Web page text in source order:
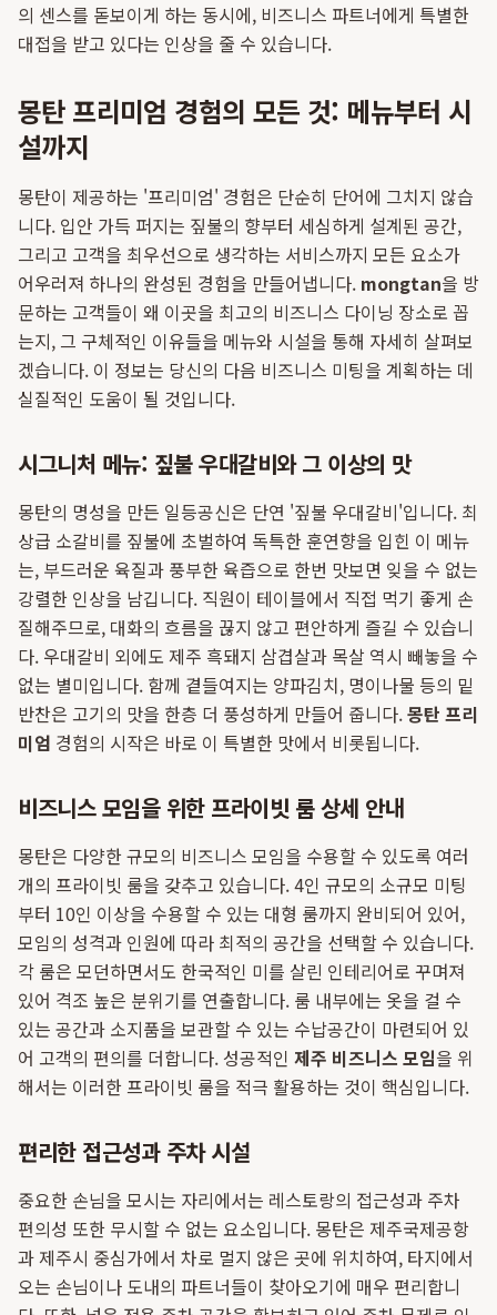
의 센스를 돋보이게 하는 동시에, 비즈니스 파트너에게 특별한
대접을 받고 있다는 인상을 줄 수 있습니다.
몽탄 프리미엄 경험의 모든 것: 메뉴부터 시
설까지
몽탄이 제공하는 '프리미엄' 경험은 단순히 단어에 그치지 않습
니다. 입안 가득 퍼지는 짚불의 향부터 세심하게 설계된 공간,
그리고 고객을 최우선으로 생각하는 서비스까지 모든 요소가
어우러져 하나의 완성된 경험을 만들어냅니다. mongtan을 방
문하는 고객들이 왜 이곳을 최고의 비즈니스 다이닝 장소로 꼽
는지, 그 구체적인 이유들을 메뉴와 시설을 통해 자세히 살펴보
겠습니다. 이 정보는 당신의 다음 비즈니스 미팅을 계획하는 데
실질적인 도움이 될 것입니다.
시그니처 메뉴: 짚불 우대갈비와 그 이상의 맛
몽탄의 명성을 만든 일등공신은 단연 '짚불 우대갈비'입니다. 최
상급 소갈비를 짚불에 초벌하여 독특한 훈연향을 입힌 이 메뉴
는, 부드러운 육질과 풍부한 육즙으로 한번 맛보면 잊을 수 없는
강렬한 인상을 남깁니다. 직원이 테이블에서 직접 먹기 좋게 손
질해주므로, 대화의 흐름을 끊지 않고 편안하게 즐길 수 있습니
다. 우대갈비 외에도 제주 흑돼지 삼겹살과 목살 역시 빼놓을 수
없는 별미입니다. 함께 곁들여지는 양파김치, 명이나물 등의 밑
반찬은 고기의 맛을 한층 더 풍성하게 만들어 줍니다.몽탄 프리
미엄 경험의 시작은 바로 이 특별한 맛에서 비롯됩니다.
비즈니스 모임을 위한 프라이빗 룸 상세 안내
몽탄은 다양한 규모의 비즈니스 모임을 수용할 수 있도록 여러
개의 프라이빗 룸을 갖추고 있습니다. 4인 규모의 소규모 미팅
부터 10인 이상을 수용할 수 있는 대형 룸까지 완비되어 있어,
모임의 성격과 인원에 따라 최적의 공간을 선택할 수 있습니다.
각 룸은 모던하면서도 한국적인 미를 살린 인테리어로 꾸며져
있어 격조 높은 분위기를 연출합니다. 룸 내부에는 옷을 걸 수
있는 공간과 소지품을 보관할 수 있는 수납공간이 마련되어 있
어 고객의 편의를 더합니다. 성공적인 제주 비즈니스 모임을 위
해서는 이러한 프라이빗 룸을 적극 활용하는 것이 핵심입니다.
편리한 접근성과 주차 시설
중요한 손님을 모시는 자리에서는 레스토랑의 접근성과 주차
편의성 또한 무시할 수 없는 요소입니다. 몽탄은 제주국제공항
과 제주시 중심가에서 차로 멀지 않은 곳에 위치하여, 타지에서
오는 손님이나 도내의 파트너들이 찾아오기에 매우 편리합니